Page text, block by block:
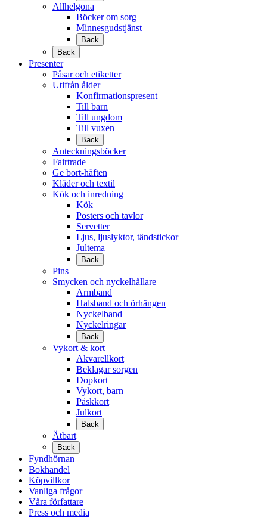
Allhelgona
Böcker om sorg
Minnesgudstjänst
Back
Back
Presenter
Påsar och etiketter
Utifrån ålder
Konfirmationspresent
Till barn
Till ungdom
Till vuxen
Back
Anteckningsböcker
Fairtrade
Ge bort-häften
Kläder och textil
Kök och inredning
Kök
Posters och tavlor
Servetter
Ljus, ljuslyktor, tändstickor
Jultema
Back
Pins
Smycken och nyckelhållare
Armband
Halsband och örhängen
Nyckelband
Nyckelringar
Back
Vykort & kort
Akvarellkort
Beklagar sorgen
Dopkort
Vykort, barn
Påskkort
Julkort
Back
Ätbart
Back
Fyndhörnan
Bokhandel
Köpvillkor
Vanliga frågor
Våra författare
Press och media